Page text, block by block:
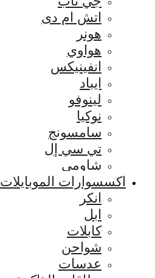
اتش ام دى
هونر
هواوي
انفينيكس
ايباد
لينوفو
نوكيا
سامسونج
تي سي إل
شاومي
اكسسوارات الموبايلات
انكر
ابل
كابلات
شواحن
عدسات